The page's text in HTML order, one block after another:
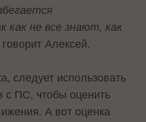
как не все знают, как
говорит Алексей.
следует использовать
с ПС, чтобы оценить
А вот оценка